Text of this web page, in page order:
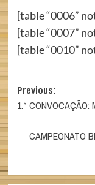
[table “0006”
[table “0007”
[table “0010”
Post
navigation
Previous:
1.ª CONVOCAÇÃO:
CAMPEONATO